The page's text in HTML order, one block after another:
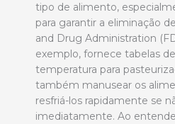
tipo de alimento,
para garantir a eliminação
and Drug Administration
exemplo, fornece tabelas
temperatura para
também manusear os
resfriá-los rapidamente se
imediatamente. Ao